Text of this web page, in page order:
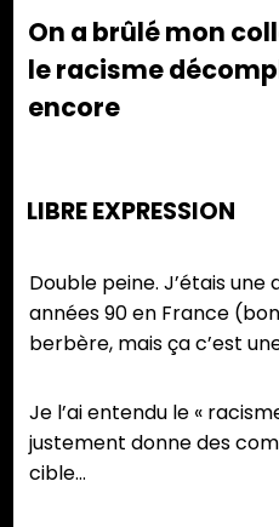
On a brûlé mon
le racisme
encore
LIBRE EXPRESSION
Double peine. J’étais une
années 90 en France
berbère, mais ça c’est
Je l’ai entendu le «
justement donne des
cible…